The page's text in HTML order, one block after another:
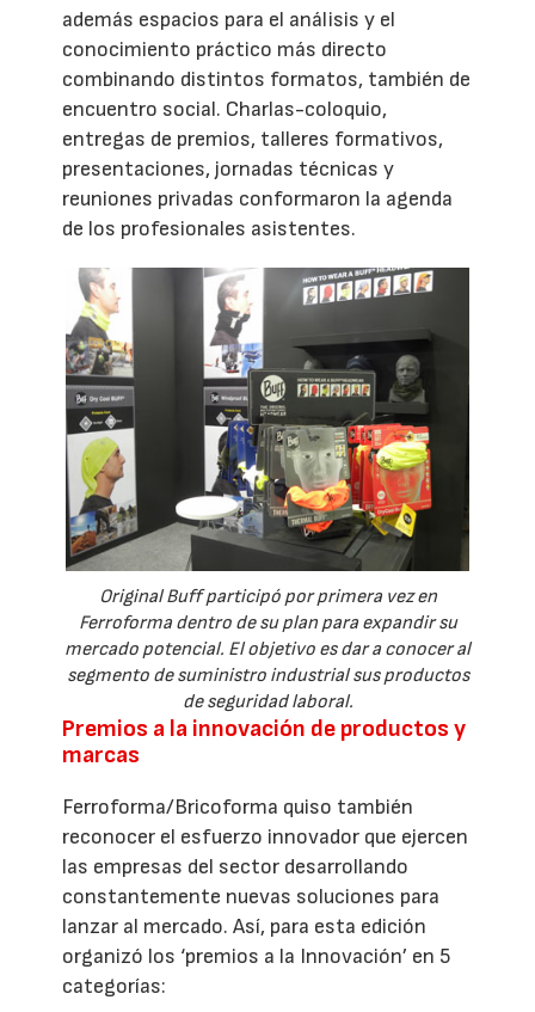
además espacios para el análisis y el
conocimiento práctico más directo
combinando distintos formatos, también de
encuentro social. Charlas-coloquio,
entregas de premios, talleres formativos,
presentaciones, jornadas técnicas y
reuniones privadas conformaron la agenda
de los profesionales asistentes.
Original Buff participó por primera vez en
Ferroforma dentro de su plan para expandir su
mercado potencial. El objetivo es dar a conocer al
segmento de suministro industrial sus productos
de seguridad laboral.
Premios a la innovación de productos y
marcas
Ferroforma/Bricoforma quiso también
reconocer el esfuerzo innovador que ejercen
las empresas del sector desarrollando
constantemente nuevas soluciones para
lanzar al mercado. Así, para esta edición
organizó los ‘premios a la Innovación’ en 5
categorías: